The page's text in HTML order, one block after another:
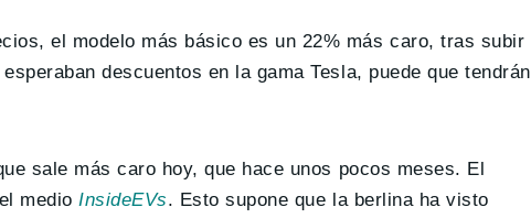
el modelo más básico es un 22% más caro, tras subir
descuentos en la gama Tesla, puede que tendrán
sale más caro hoy, que hace unos pocos meses. El
medioInsideEVs. Esto supone que la berlina ha visto